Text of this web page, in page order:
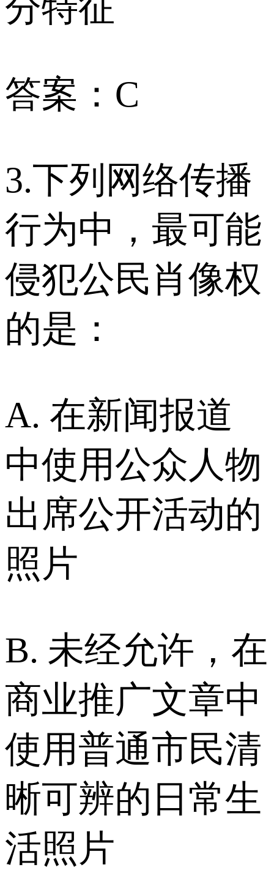
答案：C
3.下列网络传播
行为中，最可能
侵犯公民肖像权
的是：
A. 在新闻报道
中使用公众人物
出席公开活动的
照片
B. 未经允许，在
商业推广文章中
使用普通市民清
晰可辨的日常生
活照片